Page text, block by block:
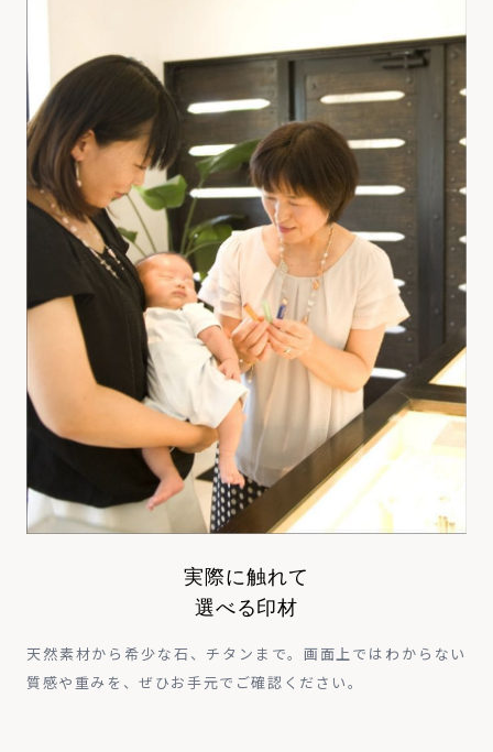
実際に触れて
選べる印材
天然素材から希少な石、チタンまで。画面上ではわからない
質感や重みを、ぜひお手元でご確認ください。